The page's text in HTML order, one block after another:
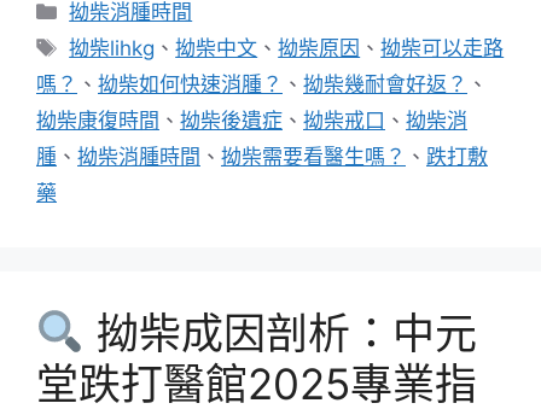
分
類
拗柴消腫時間
標
籤
拗柴lihkg 、拗柴中文 、拗柴原因 、拗柴可以走路
嗎？ 、 拗柴如何快速消腫？ 、 拗柴幾耐會好返？ 、
拗柴康復時間 、 拗柴後遺症 、 拗柴戒口 、 拗柴消
腫 、 拗柴消腫時間 、 拗柴需要看醫生嗎？ 、 跌打敷
藥
拗柴成因剖析：中元
堂跌打醫館2025專業指